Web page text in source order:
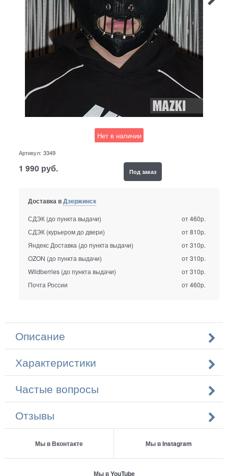
Нет в наличии
Артикул: 3349
1 990 руб. Под заказ
Доставка вДзержинск
СДЭК (до пункта выдачи)
от 460р.
СДЭК (курьером до двери)
от 810р.
Яндекс Доставка (до пункта выдачи)
от 310р.
OZON (до пункта выдачи)
от 310р.
Wildberries (до пункта выдачи)
от 310р.
Почта России
от 460р.
Описание
Характеристики
Частые вопросы
Отзывы
Мы в Вконтакте Мы в Instagram
Мы в YouTube